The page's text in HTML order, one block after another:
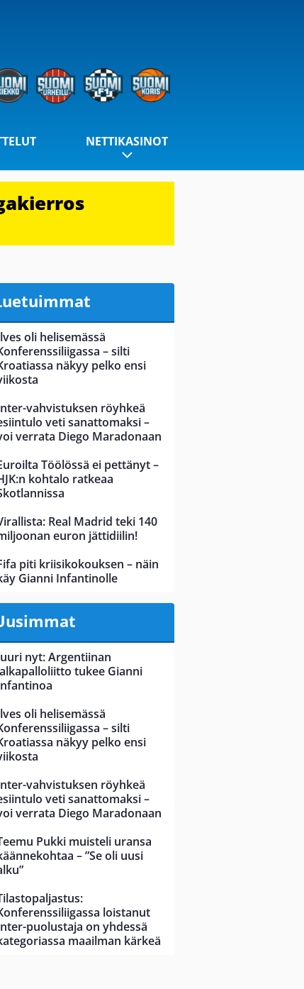
NETTIKASINOT
oli helisemässä
– silti
näkyy pelko ensi
vahvistuksen röyhkeä
veti sanattomaksi –
verrata Diego Maradonaan
Töölössä ei pettänyt –
kohtalo ratkeaa
Real Madrid teki 140
euron jättidiilin!
piti kriisikokouksen – näin
Gianni Infantinolle
nyt: Argentiinan
tukee Gianni
oli helisemässä
– silti
näkyy pelko ensi
vahvistuksen röyhkeä
veti sanattomaksi –
verrata Diego Maradonaan
Pukki muisteli uransa
– ”Se oli uusi
loistanut
puolustaja on yhdessä
maailman kärkeä